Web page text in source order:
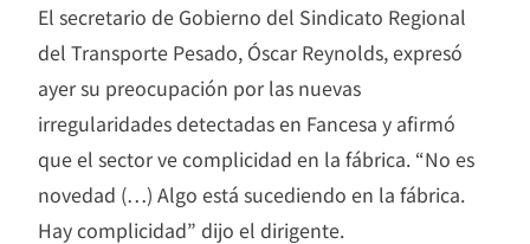
El secretario de Gobierno del Sindicato Regional
del Transporte Pesado, Óscar Reynolds, expresó
ayer su preocupación por las nuevas
irregularidades detectadas en Fancesa y afirmó
que el sector ve complicidad en la fábrica. “No es
novedad (…) Algo está sucediendo en la fábrica.
Hay complicidad” dijo el dirigente.